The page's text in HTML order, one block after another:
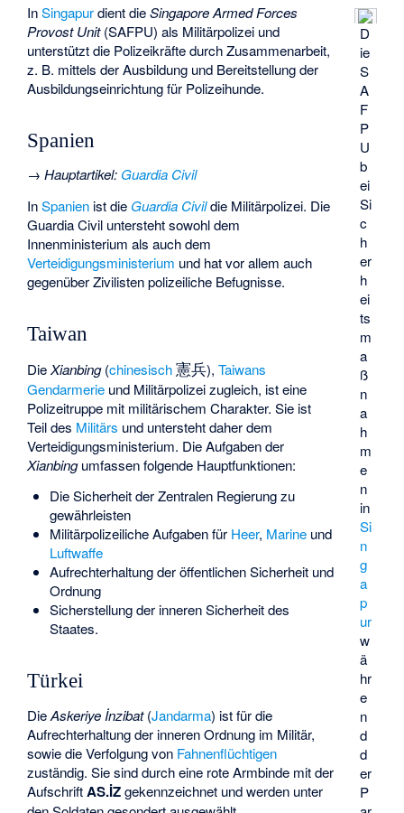
D
ie
S
A
F
P
U
b
ei
Si
c
h
er
h
ei
ts
m
a
ß
n
a
h
m
e
n
in
Si
n
g
a
p
ur
w
ä
hr
e
n
d
d
er
P
InSingapurdient dieSingapore Armed Forces
Provost Unit(SAFPU) als Militärpolizei und
unterstützt die Polizeikräfte durch Zusammenarbeit,
z. B. mittels der Ausbildung und Bereitstellung der
Ausbildungseinrichtung für Polizeihunde.
Spanien
→Hauptartikel: Guardia Civil
InSpanien ist die Guardia Civildie Militärpolizei. Die
Guardia Civil untersteht sowohl dem
Innenministerium als auch dem
Verteidigungsministerium und hat vor allem auch
gegenüber Zivilisten polizeiliche Befugnisse.
Taiwan
DieXianbing(chinesisch 憲兵),Taiwans
Gendarmerie und Militärpolizei zugleich, ist eine
Polizeitruppe mit militärischem Charakter. Sie ist
Teil des Militärs und untersteht daher dem
Verteidigungsministerium. Die Aufgaben der
Xianbingumfassen folgende Hauptfunktionen:
Die Sicherheit der Zentralen Regierung zu
gewährleisten
Militärpolizeiliche Aufgaben für Heer, Marineund
Luftwaffe
Aufrechterhaltung der öffentlichen Sicherheit und
Ordnung
Sicherstellung der inneren Sicherheit des
Staates.
Türkei
DieAskeriye İnzibat(Jandarma) ist für die
Aufrechterhaltung der inneren Ordnung im Militär,
sowie die Verfolgung von Fahnenflüchtigen
zuständig. Sie sind durch eine rote Armbinde mit der
AufschriftAS.İZgekennzeichnet und werden unter